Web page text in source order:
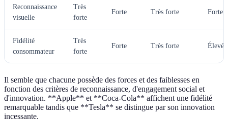
Reconnaissance
visuelle
Très
forte
Forte Très forte Forte
Fidélité
consommateur
Très
forte
Forte Très forte Élevée
Il semble que chacune possède des forces et des faiblesses en
fonction des critères de reconnaissance, d'engagement social et
d'innovation. **Apple** et **Coca-Cola** affichent une fidélité
remarquable tandis que **Tesla** se distingue par son innovation
incessante.